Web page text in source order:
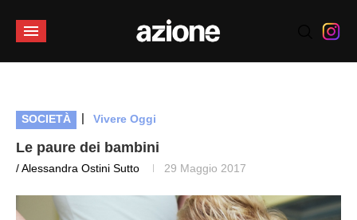
SOCIETÀ | Vivere Oggi
Le paure dei bambini
/ Alessandra Ostini Sutto 29 Maggio 2017